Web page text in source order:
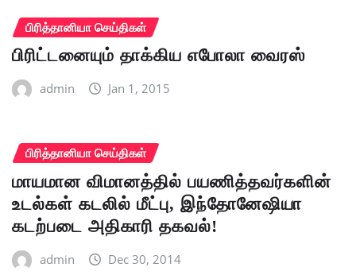
பிரித்தானியா செய்திகள்
பிரிட்டனையும் தாக்கிய எபோலா வைரஸ்
admin Jan 1, 2015
பிரித்தானியா செய்திகள்
மாயமான விமானத்தில் பயணித்தவர்களின்
உடல்கள் கடலில் மீட்பு, இந்தோனேஷியா
கடற்படை அதிகாரி தகவல்!
admin Dec 30, 2014